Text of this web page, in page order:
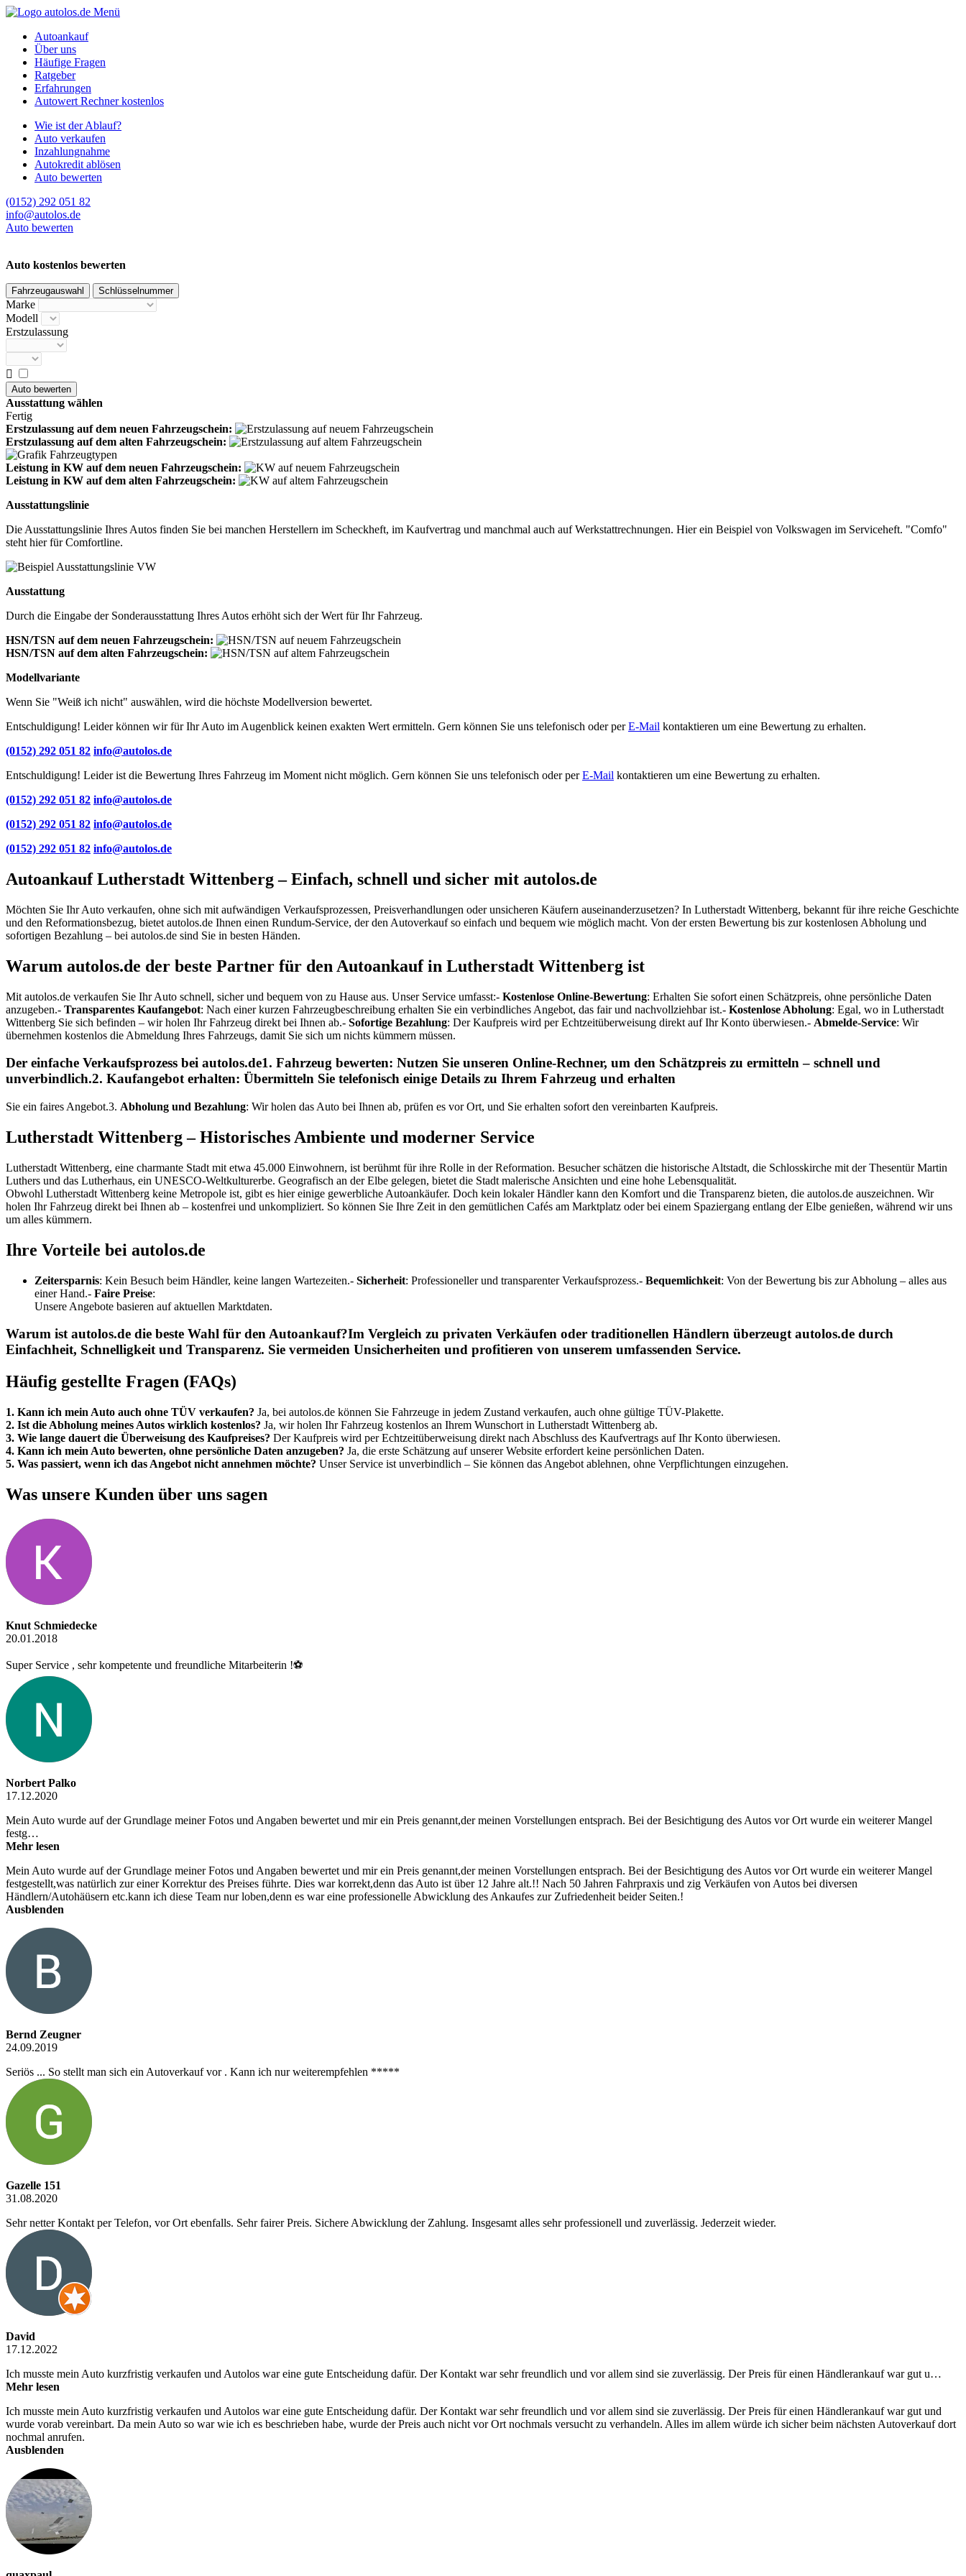
Menü
Autoankauf
Über uns
Häufige Fragen
Ratgeber
Erfahrungen
Autowert Rechner kostenlos
Wie ist der Ablauf?
Auto verkaufen
Inzahlungnahme
Autokredit ablösen
Auto bewerten
(0152) 292 051 82
info@autolos.de
Auto bewerten
Auto kostenlos bewerten
Fahrzeugauswahl Schlüsselnummer
Marke
Modell
Erstzulassung

Ausstattung wählen
Fertig
Erstzulassung auf dem neuen Fahrzeugschein:
Erstzulassung auf dem alten Fahrzeugschein:
Leistung in KW auf dem neuen Fahrzeugschein:
Leistung in KW auf dem alten Fahrzeugschein:
Ausstattungslinie
Die Ausstattungslinie Ihres Autos finden Sie bei manchen Herstellern im Scheckheft, im Kaufvertrag und manchmal auch auf Werkstattrechnungen. Hier ein Beispiel von Volkswagen im Serviceheft. "Comfo"
steht hier für Comfortline.
Ausstattung
Durch die Eingabe der Sonderausstattung Ihres Autos erhöht sich der Wert für Ihr Fahrzeug.
HSN/TSN auf dem neuen Fahrzeugschein:
HSN/TSN auf dem alten Fahrzeugschein:
Modellvariante
Wenn Sie "Weiß ich nicht" auswählen, wird die höchste Modellversion bewertet.
Entschuldigung! Leider können wir für Ihr Auto im Augenblick keinen exakten Wert ermitteln. Gern können Sie uns telefonisch oder perE-Mail kontaktieren um eine Bewertung zu erhalten.
(0152) 292 051 82 info@autolos.de
Entschuldigung! Leider ist die Bewertung Ihres Fahrzeug im Moment nicht möglich. Gern können Sie uns telefonisch oder perE-Mail kontaktieren um eine Bewertung zu erhalten.
(0152) 292 051 82 info@autolos.de
(0152) 292 051 82 info@autolos.de
(0152) 292 051 82 info@autolos.de
Autoankauf Lutherstadt Wittenberg – Einfach, schnell und sicher mit autolos.de
Möchten Sie Ihr Auto verkaufen, ohne sich mit aufwändigen Verkaufsprozessen, Preisverhandlungen oder unsicheren Käufern auseinanderzusetzen? In Lutherstadt Wittenberg, bekannt für ihre reiche Geschichte
und den Reformationsbezug, bietet autolos.de Ihnen einen Rundum-Service, der den Autoverkauf so einfach und bequem wie möglich macht. Von der ersten Bewertung bis zur kostenlosen Abholung und
sofortigen Bezahlung – bei autolos.de sind Sie in besten Händen.
Warum autolos.de der beste Partner für den Autoankauf in Lutherstadt Wittenberg ist
Mit autolos.de verkaufen Sie Ihr Auto schnell, sicher und bequem von zu Hause aus. Unser Service umfasst:- Kostenlose Online-Bewertung: Erhalten Sie sofort einen Schätzpreis, ohne persönliche Daten
anzugeben.- Transparentes Kaufangebot: Nach einer kurzen Fahrzeugbeschreibung erhalten Sie ein verbindliches Angebot, das fair und nachvollziehbar ist.- Kostenlose Abholung: Egal, wo in Lutherstadt
Wittenberg Sie sich befinden – wir holen Ihr Fahrzeug direkt bei Ihnen ab.- Sofortige Bezahlung: Der Kaufpreis wird per Echtzeitüberweisung direkt auf Ihr Konto überwiesen.- Abmelde-Service: Wir
übernehmen kostenlos die Abmeldung Ihres Fahrzeugs, damit Sie sich um nichts kümmern müssen.
Der einfache Verkaufsprozess bei autolos.de1. Fahrzeug bewerten: Nutzen Sie unseren Online-Rechner, um den Schätzpreis zu ermitteln – schnell und
unverbindlich.2. Kaufangebot erhalten: Übermitteln Sie telefonisch einige Details zu Ihrem Fahrzeug und erhalten
Sie ein faires Angebot.3. Abholung und Bezahlung: Wir holen das Auto bei Ihnen ab, prüfen es vor Ort, und Sie erhalten sofort den vereinbarten Kaufpreis.
Lutherstadt Wittenberg – Historisches Ambiente und moderner Service
Lutherstadt Wittenberg, eine charmante Stadt mit etwa 45.000 Einwohnern, ist berühmt für ihre Rolle in der Reformation. Besucher schätzen die historische Altstadt, die Schlosskirche mit der Thesentür Martin
Luthers und das Lutherhaus, ein UNESCO-Weltkulturerbe. Geografisch an der Elbe gelegen, bietet die Stadt malerische Ansichten und eine hohe Lebensqualität.
Obwohl Lutherstadt Wittenberg keine Metropole ist, gibt es hier einige gewerbliche Autoankäufer. Doch kein lokaler Händler kann den Komfort und die Transparenz bieten, die autolos.de auszeichnen. Wir
holen Ihr Fahrzeug direkt bei Ihnen ab – kostenfrei und unkompliziert. So können Sie Ihre Zeit in den gemütlichen Cafés am Marktplatz oder bei einem Spaziergang entlang der Elbe genießen, während wir uns
um alles kümmern.
Ihre Vorteile bei autolos.de
Zeitersparnis: Kein Besuch beim Händler, keine langen Wartezeiten.- Sicherheit: Professioneller und transparenter Verkaufsprozess.- Bequemlichkeit: Von der Bewertung bis zur Abholung – alles aus
einer Hand.- Faire Preise:
Unsere Angebote basieren auf aktuellen Marktdaten.
Warum ist autolos.de die beste Wahl für den Autoankauf?Im Vergleich zu privaten Verkäufen oder traditionellen Händlern überzeugt autolos.de durch
Einfachheit, Schnelligkeit und Transparenz. Sie vermeiden Unsicherheiten und profitieren von unserem umfassenden Service.
Häufig gestellte Fragen (FAQs)
1. Kann ich mein Auto auch ohne TÜV verkaufen? Ja, bei autolos.de können Sie Fahrzeuge in jedem Zustand verkaufen, auch ohne gültige TÜV-Plakette.
2. Ist die Abholung meines Autos wirklich kostenlos? Ja, wir holen Ihr Fahrzeug kostenlos an Ihrem Wunschort in Lutherstadt Wittenberg ab.
3. Wie lange dauert die Überweisung des Kaufpreises? Der Kaufpreis wird per Echtzeitüberweisung direkt nach Abschluss des Kaufvertrags auf Ihr Konto überwiesen.
4. Kann ich mein Auto bewerten, ohne persönliche Daten anzugeben? Ja, die erste Schätzung auf unserer Website erfordert keine persönlichen Daten.
5. Was passiert, wenn ich das Angebot nicht annehmen möchte? Unser Service ist unverbindlich – Sie können das Angebot ablehnen, ohne Verpflichtungen einzugehen.
Was unsere Kunden über uns sagen
Knut Schmiedecke
20.01.2018
Super Service , sehr kompetente und freundliche Mitarbeiterin !⚽️
Norbert Palko
17.12.2020
Mein Auto wurde auf der Grundlage meiner Fotos und Angaben bewertet und mir ein Preis genannt,der meinen Vorstellungen entsprach. Bei der Besichtigung des Autos vor Ort wurde ein weiterer Mangel
festg…
Mehr lesen
Mein Auto wurde auf der Grundlage meiner Fotos und Angaben bewertet und mir ein Preis genannt,der meinen Vorstellungen entsprach. Bei der Besichtigung des Autos vor Ort wurde ein weiterer Mangel
festgestellt,was natürlich zur einer Korrektur des Preises führte. Dies war korrekt,denn das Auto ist über 12 Jahre alt.!! Nach 50 Jahren Fahrpraxis und zig Verkäufen von Autos bei diversen
Händlern/Autohäüsern etc.kann ich diese Team nur loben,denn es war eine professionelle Abwicklung des Ankaufes zur Zufriedenheit beider Seiten.!
Ausblenden
Bernd Zeugner
24.09.2019
Seriös ... So stellt man sich ein Autoverkauf vor . Kann ich nur weiterempfehlen *****
Gazelle 151
31.08.2020
Sehr netter Kontakt per Telefon, vor Ort ebenfalls. Sehr fairer Preis. Sichere Abwicklung der Zahlung. Insgesamt alles sehr professionell und zuverlässig. Jederzeit wieder.
David
17.12.2022
Ich musste mein Auto kurzfristig verkaufen und Autolos war eine gute Entscheidung dafür. Der Kontakt war sehr freundlich und vor allem sind sie zuverlässig. Der Preis für einen Händlerankauf war gut u…
Mehr lesen
Ich musste mein Auto kurzfristig verkaufen und Autolos war eine gute Entscheidung dafür. Der Kontakt war sehr freundlich und vor allem sind sie zuverlässig. Der Preis für einen Händlerankauf war gut und
wurde vorab vereinbart. Da mein Auto so war wie ich es beschrieben habe, wurde der Preis auch nicht vor Ort nochmals versucht zu verhandeln. Alles im allem würde ich sicher beim nächsten Autoverkauf dort
nochmal anrufen.
Ausblenden